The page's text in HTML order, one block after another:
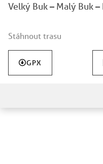
Velký Buk – Malý Buk –
Stáhnout trasu
GPX